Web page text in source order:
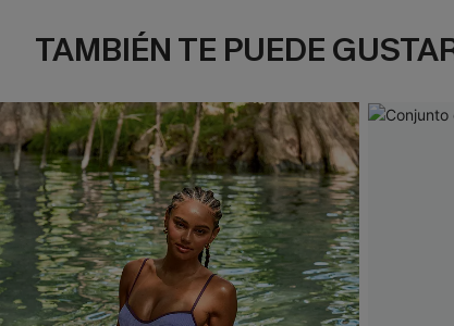
TAMBIÉN TE PUEDE